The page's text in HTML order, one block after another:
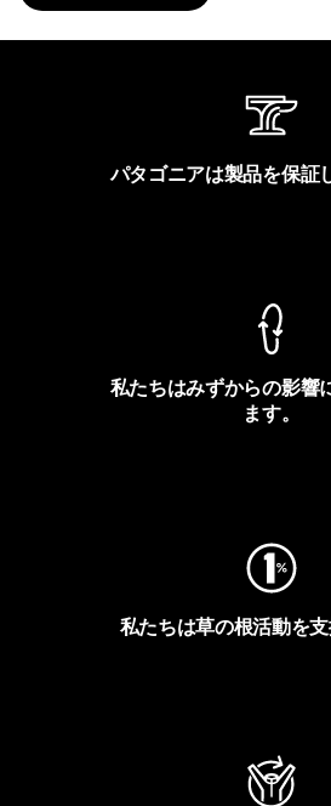
パタゴニアは製品を保証
私たちはみずからの影響
ます。
私たちは草の根活動を支